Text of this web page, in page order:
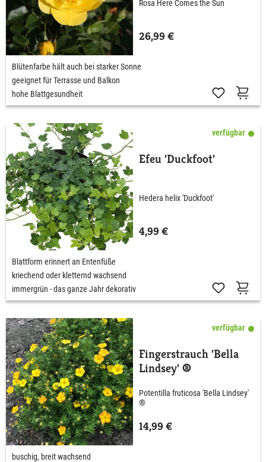
Rosa Here Comes the Sun
26,99 €
Blütenfarbe hält auch bei starker Sonne
geeignet für Terrasse und Balkon
hohe Blattgesundheit
verfügbar
Efeu 'Duckfoot'
Hedera helix 'Duckfoot'
4,99 €
Blattform erinnert an Entenfüße
kriechend oder kletternd wachsend
immergrün - das ganze Jahr dekorativ
verfügbar
Fingerstrauch 'Bella
Lindsey' ®
Potentilla fruticosa 'Bella Lindsey'
®
14,99 €
buschig, breit wachsend